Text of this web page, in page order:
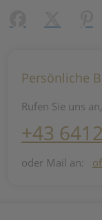
Persönliche
Rufen Sie uns
+43
oder Mail an: